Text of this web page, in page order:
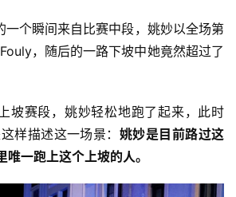
一个瞬间来自比赛中段，姚妙以全场第
，随后的一路下坡中她竟然超过了
坡赛段，姚妙轻松地跑了起来，此时
样描述这一场景： 姚妙是目前路过这
一跑上这个上坡的人。